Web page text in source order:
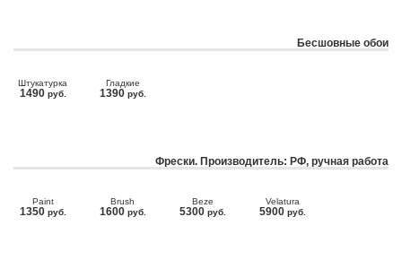
Бесшовные обои
Штукатурка
1490 руб.
Гладкие
1390 руб.
Фрески. Производитель: РФ, ручная работа
Paint
1350 руб.
Brush
1600 руб.
Beze
5300 руб.
Velatura
5900 руб.